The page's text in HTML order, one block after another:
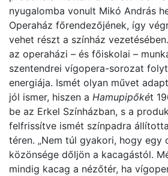
nyugalomba vonult Mikó András
Operaház főrendezőjének, így
vehet részt a színház
az operaházi – és főiskolai –
szentendrei vígopera-sorozat
energiája. Ismét olyan művet
jól ismer, hiszen a Hamupipőkét
be az Erkel Színházban, s a
felfrissítve ismét színpadra
téren. „Nem túl gyakori, hogy egy
közönsége dőljön a kacagástól.
mindig kacag a nézőtér, ha